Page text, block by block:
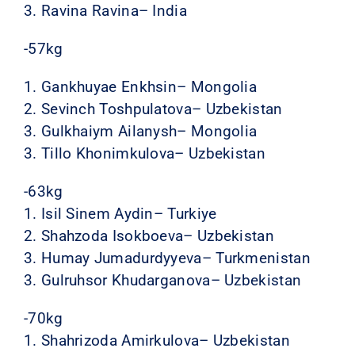
3. Ravina Ravina– India
-57kg
1. Gankhuyae Enkhsin– Mongolia
2. Sevinch Toshpulatova– Uzbekistan
3. Gulkhaiym Ailanysh– Mongolia
3. Tillo Khonimkulova– Uzbekistan
-63kg
1. Isil Sinem Aydin– Turkiye
2. Shahzoda Isokboeva– Uzbekistan
3. Humay Jumadurdyyeva– Turkmenistan
3. Gulruhsor Khudarganova– Uzbekistan
-70kg
1. Shahrizoda Amirkulova– Uzbekistan